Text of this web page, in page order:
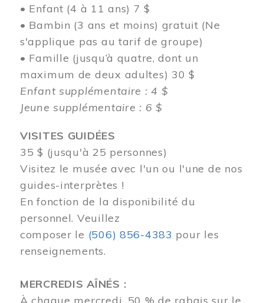
• Enfant (4 à 11 ans) 7 $
• Bambin (3 ans et moins) gratuit (Ne
s'applique pas au tarif de groupe)
• Famille (jusqu’à quatre, dont un
maximum de deux adultes) 30 $
Enfant supplémentaire : 4 $
Jeune supplémentaire : 6 $
VISITES GUIDÉES
35 $ (jusqu'à 25 personnes)
Visitez le musée avec l'un ou l'une de nos
guides-interprètes !
En fonction de la disponibilité du
personnel. Veuillez
composer le (506) 856-4383 pour les
renseignements.
MERCREDIS AÎNÉS :